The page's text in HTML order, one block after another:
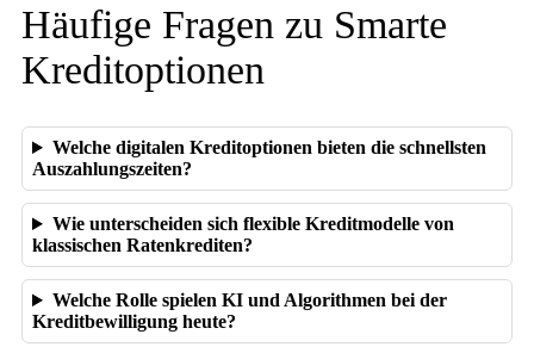
Häufige Fragen zu Smarte
Kreditoptionen
Welche digitalen Kreditoptionen bieten die schnellsten
Auszahlungszeiten?
Wie unterscheiden sich flexible Kreditmodelle von
klassischen Ratenkrediten?
Welche Rolle spielen KI und Algorithmen bei der
Kreditbewilligung heute?